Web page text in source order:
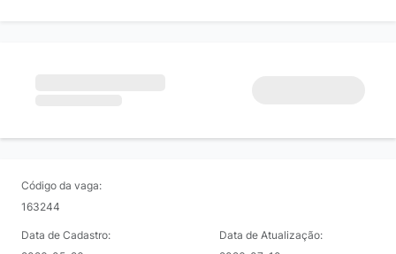
Código da vaga:
163244
Data de Cadastro:
Data de Atualização: